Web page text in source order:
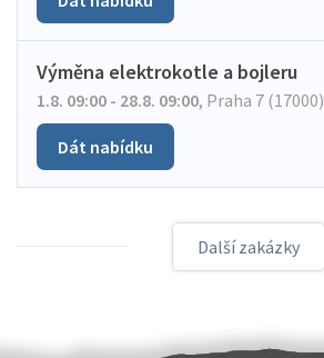
Výměna elektrokotle a bojleru
1.8. 09:00 - 28.8. 09:00, Praha 7 (17000)
Dát nabídku
Další zakázky